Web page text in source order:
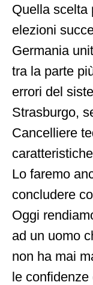
Quella scelta
elezioni
Germania
tra la parte
errori del
Strasburgo,
Cancelliere
Lo faremo
concludere
Oggi
ad un uomo
non ha mai
le